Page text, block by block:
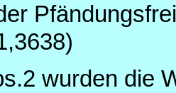
wurden die